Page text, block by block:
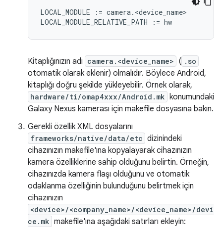
LOCAL_MODULE := camera.<device_name>
Kitaplığınızın adı camera.<device_name> ( .so
otomatik olarak eklenir) olmalıdır. Böylece Android,
kitaplığı doğru şekilde yükleyebilir. Örnek olarak,
hardware/ti/omap4xxx/Android.mk
konumundaki
Galaxy Nexus kamerası için makefile dosyasına bakın.
Gerekli özellik XML dosyalarını
frameworks/native/data/etc dizinindeki
cihazınızın makefile'ına kopyalayarak cihazınızın
kamera özelliklerine sahip olduğunu belirtin. Örneğin,
cihazınızda kamera flaşı olduğunu ve otomatik
odaklanma özelliğinin bulunduğunu belirtmek için
cihazınızın
<device>/<company_name>/<device_name>/devi
ce.mk makefile'ına aşağıdaki satırları ekleyin: